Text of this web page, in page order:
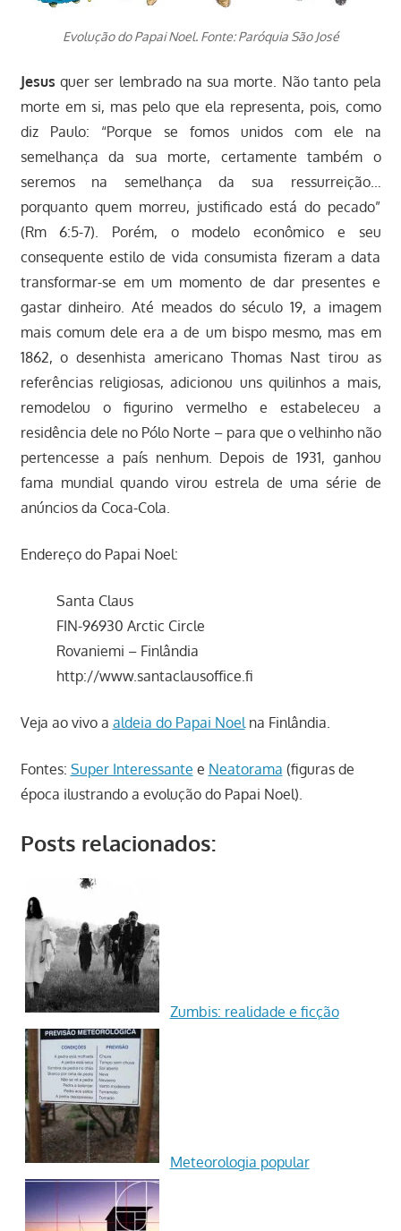
Evolução do Papai Noel. Fonte: Paróquia São José
Jesus quer ser lembrado na sua morte. Não tanto pela
morte em si, mas pelo que ela representa, pois, como
diz Paulo: “Porque se fomos unidos com ele na
semelhança da sua morte, certamente também o
seremos na semelhança da sua ressurreição…
porquanto quem morreu, justificado está do pecado”
(Rm 6:5-7). Porém, o modelo econômico e seu
consequente estilo de vida consumista fizeram a data
transformar-se em um momento de dar presentes e
gastar dinheiro. Até meados do século 19, a imagem
mais comum dele era a de um bispo mesmo, mas em
1862, o desenhista americano Thomas Nast tirou as
referências religiosas, adicionou uns quilinhos a mais,
remodelou o figurino vermelho e estabeleceu a
residência dele no Pólo Norte – para que o velhinho não
pertencesse a país nenhum. Depois de 1931, ganhou
fama mundial quando virou estrela de uma série de
anúncios da Coca-Cola.
Endereço do Papai Noel:
Santa Claus
FIN-96930 Arctic Circle
Rovaniemi – Finlândia
http://www.santaclausoffice.fi
Veja ao vivo a aldeia do Papai Noel na Finlândia.
Fontes: Super Interessante e Neatorama (figuras de
época ilustrando a evolução do Papai Noel).
Posts relacionados:
Zumbis: realidade e ficção
Meteorologia popular